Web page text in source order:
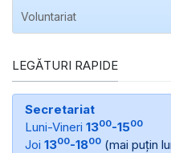
Voluntariat
LEGĂTURI RAPIDE
Secretariat
Luni-Vineri 1300-1500
Joi 1300-1800 (mai puțin